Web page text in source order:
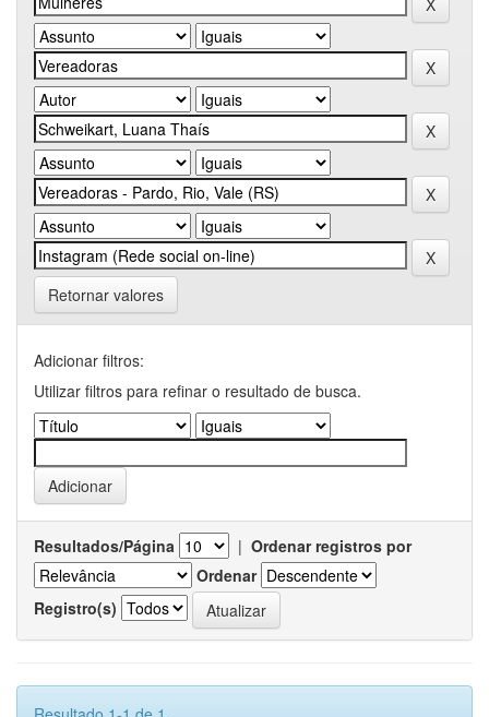
Retornar valores
Adicionar filtros:
Utilizar filtros para refinar o resultado de busca.
Resultados/Página | Ordenar registros por
Ordenar
Registro(s)